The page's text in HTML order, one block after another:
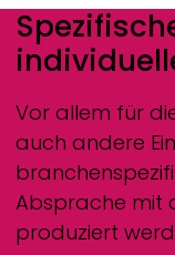
Vor allem für
auch andere
Absprache mit
produziert